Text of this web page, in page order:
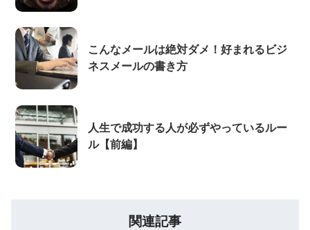
こんなメールは絶対ダメ！好まれるビジ
ネスメールの書き方
人生で成功する人が必ずやっているルー
ル【前編】
関連記事